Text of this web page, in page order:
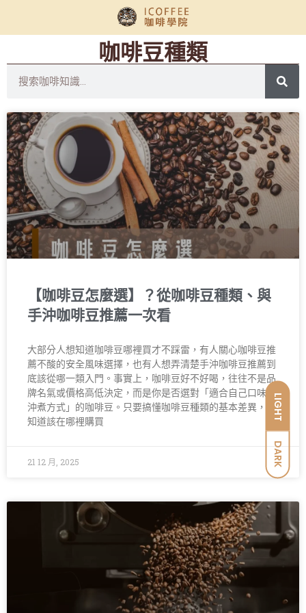
LIGHT
DARK
咖啡豆種類
【咖啡豆怎麼選】？從咖啡豆種類、與
手沖咖啡豆推薦一次看
大部分人想知道咖啡豆哪裡買才不踩雷，有人關心咖啡豆推
薦不酸的安全風味選擇，也有人想弄清楚手沖咖啡豆推薦到
底該從哪一類入門。事實上，咖啡豆好不好喝，往往不是品
牌名氣或價格高低決定，而是你是否選對「適合自己口味與
沖煮方式」的咖啡豆。只要搞懂咖啡豆種類的基本差異，並
知道該在哪裡購買
21 12 月, 2025